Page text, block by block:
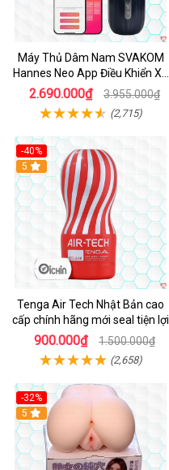
Máy Thủ Dâm Nam SVAKOM
Hannes Neo App Điều Khiển Xa
Cao Cấp
2.690.000₫ 3.955.000₫
(2,715)
-40%
Hot
5
Tenga Air Tech Nhật Bản cao
cấp chính hãng mới seal tiện lợi
900.000₫ 1.500.000₫
(2,658)
-32%
Hot
5